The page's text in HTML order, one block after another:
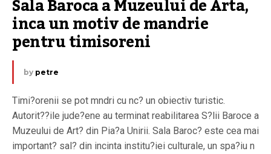
Sala Baroca a Muzeului de Arta,
inca un motiv de mandrie
pentru timisoreni
by petre
Timi?orenii se pot mndri cu nc? un obiectiv turistic.
Autorit??ile jude?ene au terminat reabilitarea S?lii Baroce a
Muzeului de Art? din Pia?a Unirii. Sala Baroc? este cea mai
important? sal? din incinta institu?iei culturale, un spa?iu n